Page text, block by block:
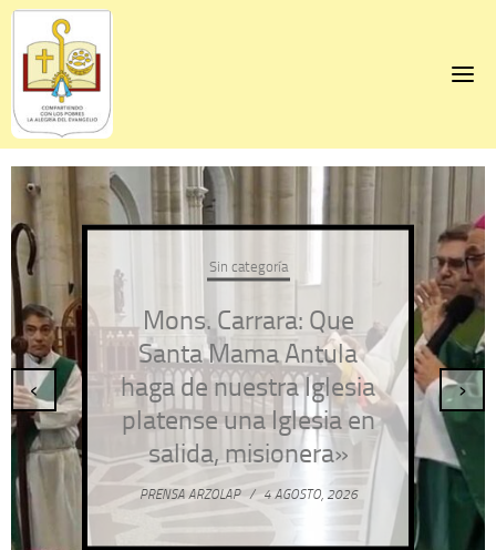
Skip
content
Sin categoría
Mons. Carrara: Que
Santa Mama Antula
haga de nuestra Iglesia
platense una Iglesia en
salida, misionera»
PRENSA ARZOLAP / 4 AGOSTO, 2026
‹ ›